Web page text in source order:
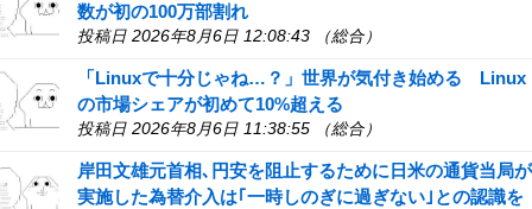
数が初の100万部割れ
投稿日 2026年8月6日 12:08:43 （総合）
「Linuxで十分じゃね…？」世界が気付き始める Linux
の市場シェアが初めて10%超える
投稿日 2026年8月6日 11:38:55 （総合）
岸田文雄元首相､円安を阻止するために日米の通貨当局が
実施した為替介入は｢一時しのぎに過ぎない｣との認識を